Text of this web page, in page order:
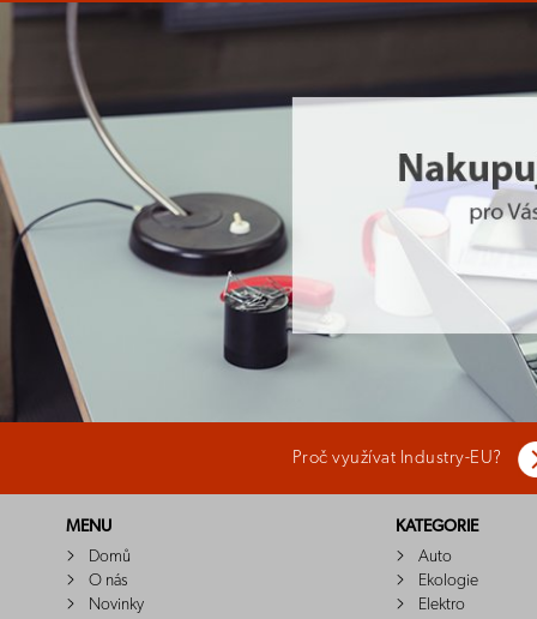
Proč využívat Industry-EU?
MENU
Domů
O nás
Novinky
KATEGORIE
Auto
Ekologie
Elektro